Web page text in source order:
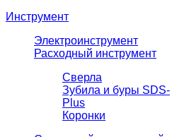
Инструмент
Электроинструмент
Расходный инструмент
Сверла
Зубила и буры SDS-
Plus
Коронки